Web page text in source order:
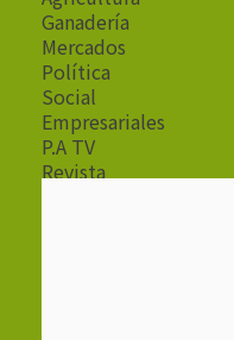
Ganadería
Mercados
Política
Social
Empresariales
P.A TV
Revista